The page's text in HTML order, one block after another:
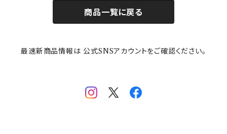
mofusand（モフサンド）
mofsand×日比谷花壇
HANAE MORI(ハナエモリ)
THE BEATLES(ザ・ビートルズ)
隅切り重箱
メイメイウェア
SoSo(ソソ）
商品一覧に戻る
最速新商品情報は 公式SNSアカウントをご確認ください。